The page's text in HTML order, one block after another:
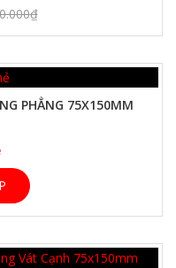
₫
PHẲNG 75X150MM